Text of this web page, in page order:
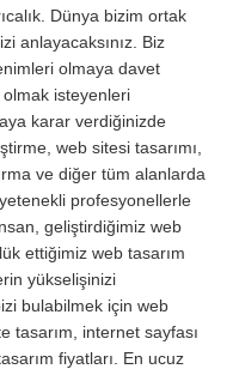
Dünya bizim ortak
anlayacaksınız. Biz
olmaya davet
olmak isteyenleri
karar verdiğinizde
web sitesi tasarımı,
ve diğer tüm alanlarda
profesyonellerle
geliştirdiğimiz web
ettiğimiz web tasarım
yükselişinizi
bulabilmek için web
tasarım, internet sayfası
fiyatları. En ucuz